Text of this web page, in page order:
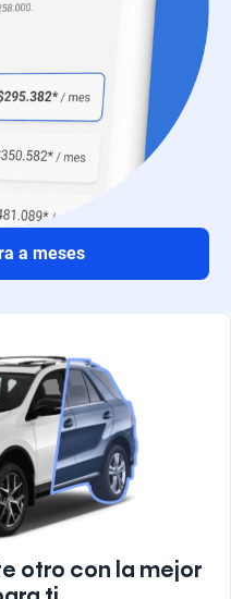
a meses
otro con la mejor